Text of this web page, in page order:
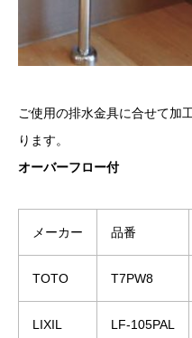
ご使用の排水金具に合せて加
ります。
オーバーフロー付
メーカー 品番
TOTO T7PW8
LIXIL LF-105PAL